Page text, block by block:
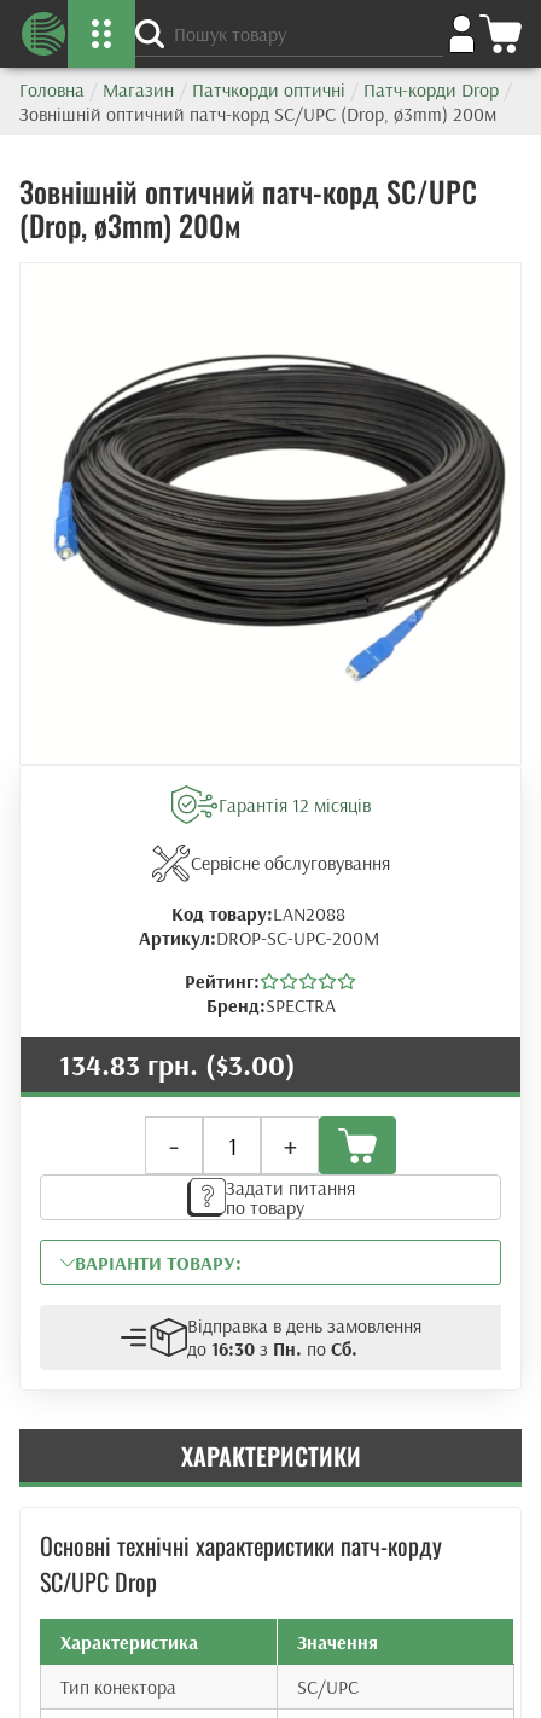
Головна / Магазин / Патчкорди оптичні / Патч-корди Drop /
Зовнішній оптичний патч-корд SC/UPC (Drop, ø3mm) 200м
Зовнішній оптичний патч-корд SC/UPC
(Drop, ø3mm) 200м
Гарантія 12 місяців
Сервісне обслуговування
Код товару:LAN2088
Артикул:DROP-SC-UPC-200M
Рейтинг:
Бренд:SPECTRA
134.83 грн. ($3.00)
-
оптичний
патч-
корд
SC/UPC
(Drop,
ø3mm)
кількість
+
Задати питання
по товару
ВАРІАНТИ ТОВАРУ:
Відправка в день замовлення
до 16:30з Пн. по Сб.
ХАРАКТЕРИСТИКИ
Основні технічні характеристики патч-корду
SC/UPC Drop
Характеристика
Значення
Тип конектора
SC/UPC